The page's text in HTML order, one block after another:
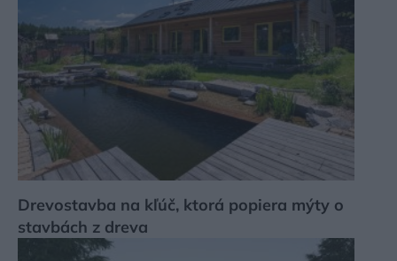
Drevostavba na kľúč, ktorá popiera mýty o
stavbách z dreva